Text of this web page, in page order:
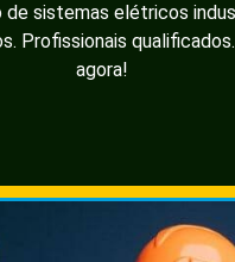
de sistemas elétricos
Profissionais
agora!